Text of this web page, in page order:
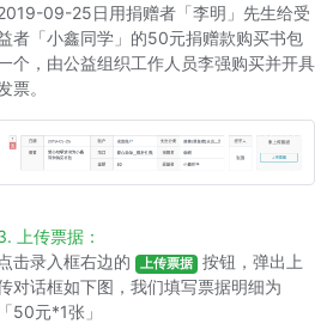
09-25日用捐赠者「李明」先生给受
者「小鑫同学」的50元捐赠款购买书包
个，由公益组织工作人员李强购买并开具
票。
上传票据：
点击录入框右边的
上传票据
按钮，弹出上
对话框如下图，我们填写票据明细为
「50元*1张」